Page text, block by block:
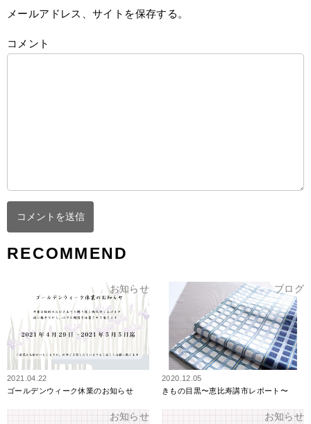
メールアドレス、サイトを保存する。
コメント
RECOMMEND
お知らせ
2021.04.22
ゴールデンウィーク休業のお知らせ
ブログ
2020.12.05
きもの目黒〜恵比寿講市レポート〜
お知らせ お知らせ